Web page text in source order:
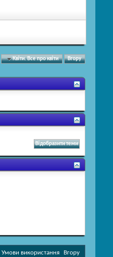
Квіти. Все про квіти Вгору
Умови використання Вгору